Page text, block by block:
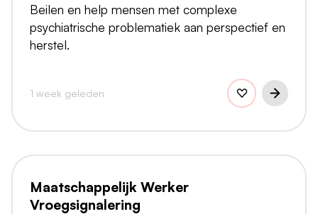
Beilen en help mensen met complexe
psychiatrische problematiek aan perspectief en
herstel.
1 week geleden
Maatschappelijk Werker
Vroegsignalering